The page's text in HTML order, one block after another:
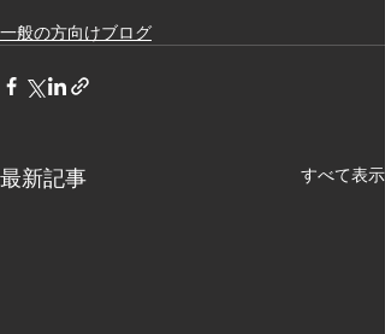
一般の方向けブログ
最新記事 すべて表示